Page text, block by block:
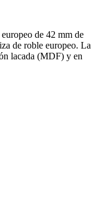
de 42 mm de
de roble europeo. La
lacada (MDF) y en